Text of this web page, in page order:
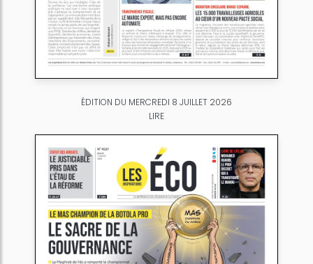
ÉDITION DU MERCREDI 8 JUILLET 2026
LIRE